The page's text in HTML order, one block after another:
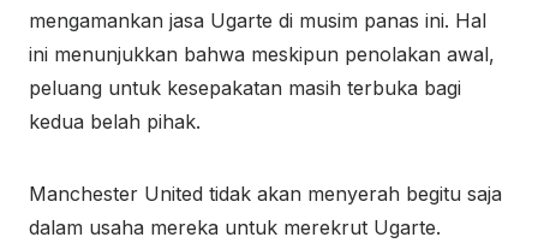
mengamankan jasa Ugarte di musim panas ini. Hal
ini menunjukkan bahwa meskipun penolakan awal,
peluang untuk kesepakatan masih terbuka bagi
kedua belah pihak.
Manchester United tidak akan menyerah begitu saja
dalam usaha mereka untuk merekrut Ugarte.